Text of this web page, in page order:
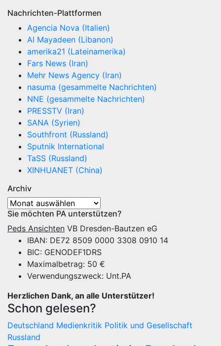
Nachrichten-Plattformen
Agencia Nova (Italien)
Al Mayadeen (Libanon)
amerika21 (Lateinamerika)
Fars News (Iran)
Mehr News Agency (Iran)
nasuma (gesammelte Nachrichten)
NNE (gesammelte Nachrichten)
PRESSTV (Iran)
SANA (Syrien)
Southfront (Russland)
Sputnik International
TaSS (Russland)
XINHUANET (China)
Archiv
Archiv
Sie möchten PA unterstützen?
Peds Ansichten VB Dresden-Bautzen eG
IBAN: DE72 8509 0000 3308 0910 14
BIC: GENODEF1DRS
Maximalbetrag: 50 €
Verwendungszweck: Unt.PA
Herzlichen Dank, an alle Unterstützer!
Schon gelesen?
Deutschland Medienkritik Politik und Gesellschaft
Russland